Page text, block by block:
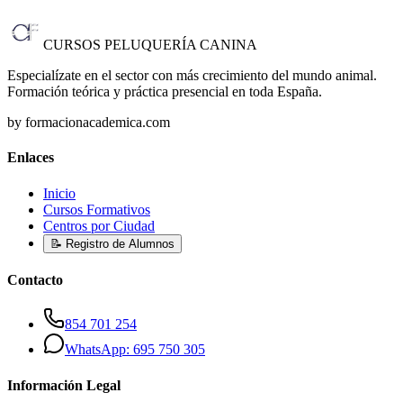
CURSOS PELUQUERÍA CANINA
Especialízate en el sector con más crecimiento del mundo animal.
Formación teórica y práctica presencial en toda España.
by formacionacademica.com
Enlaces
Inicio
Cursos Formativos
Centros por Ciudad
📝 Registro de Alumnos
Contacto
854 701 254
WhatsApp: 695 750 305
Información Legal